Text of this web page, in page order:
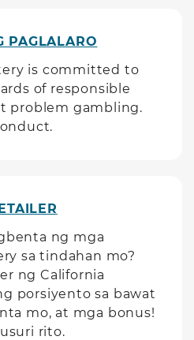
PAGLALARO
is committed to
of responsible
problem gambling.
ng mga
sa tindahan mo?
ng California
porsiyento sa bawat
mo, at mga bonus!
rito.